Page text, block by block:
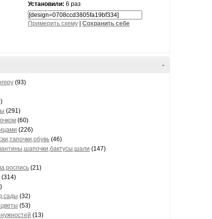
Установили: 6 раз
Примерить схему Cохранить себе
-
(93)
(291)
(60)
(226)
(46)
(147)
(21)
(314)
(32)
(53)
(13)